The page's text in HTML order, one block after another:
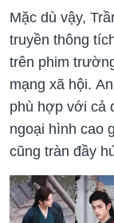
Mặc dù vậy,
truyền thông
trên phim
mạng xã hội.
phù hợp với cả
ngoại hình cao
cũng tràn đầy